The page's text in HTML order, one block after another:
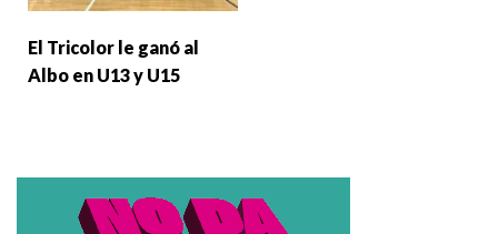
El Tricolor le ganó al
Albo en U13 y U15